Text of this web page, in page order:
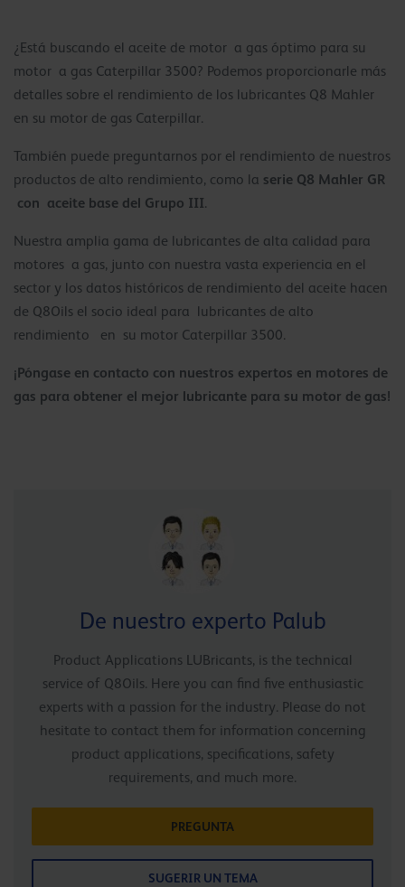
¿Está buscando el aceite de motor a gas óptimo para su
motor a gas Caterpillar 3500? Podemos proporcionarle más
detalles sobre el rendimiento de los lubricantes Q8 Mahler
en su motor de gas Caterpillar.
También puede preguntarnos por el rendimiento de nuestros
productos de alto rendimiento, como la serie Q8 Mahler GR
con aceite base del Grupo III.
Nuestra amplia gama de lubricantes de alta calidad para
motores a gas, junto con nuestra vasta experiencia en el
sector y los datos históricos de rendimiento del aceite hacen
de Q8Oils el socio ideal para lubricantes de alto
rendimiento en su motor Caterpillar 3500.
¡Póngase en contacto con nuestros expertos en motores de
gas para obtener el mejor lubricante para su motor de gas!
De nuestro experto Palub
Product Applications LUBricants, is the technical
service of Q8Oils. Here you can find five enthusiastic
experts with a passion for the industry. Please do not
hesitate to contact them for information concerning
product applications, specifications, safety
requirements, and much more.
PREGUNTA
SUGERIR UN TEMA